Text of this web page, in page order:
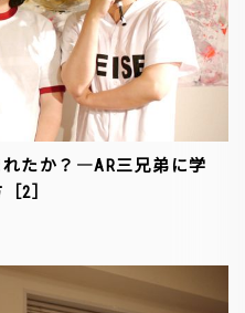
れたか？―AR三兄弟に学
2］